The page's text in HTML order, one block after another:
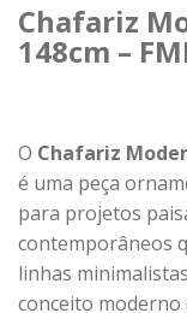
Chafariz
148cm –
O Chafariz
é uma peça
para projetos
contemporâneos
linhas
conceito moderno